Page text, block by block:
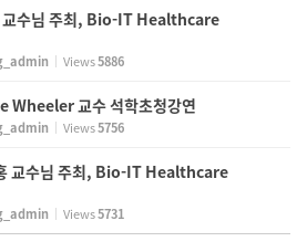
교수님 주최, Bio-IT Healthcare
Views5886
Wheeler 교수 석학초청강연
Views5756
교수님 주최, Bio-IT Healthcare
Views5731